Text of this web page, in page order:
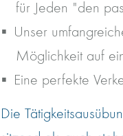
für Jeden "den
Unser
Möglichkeit auf
Eine perfekte
Die